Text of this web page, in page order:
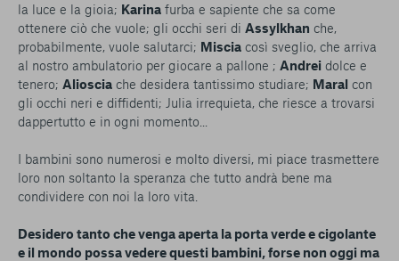
la luce e la gioia; Karina furba e sapiente che sa come
ottenere ciò che vuole; gli occhi seri di Assylkhan che,
probabilmente, vuole salutarci; Miscia così sveglio, che arriva
al nostro ambulatorio per giocare a pallone ; Andrei dolce e
tenero; Alioscia che desidera tantissimo studiare; Maral con
gli occhi neri e diffidenti; Julia irrequieta, che riesce a trovarsi
dappertutto e in ogni momento...
I bambini sono numerosi e molto diversi, mi piace trasmettere
loro non soltanto la speranza che tutto andrà bene ma
condividere con noi la loro vita.
Desidero tanto che venga aperta la porta verde e cigolante
e il mondo possa vedere questi bambini, forse non oggi ma